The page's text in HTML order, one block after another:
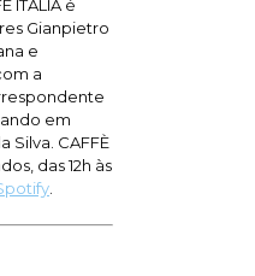
ITALIA é
Gianpietro
e
a
em
Silva. CAFFÈ
das 12h às